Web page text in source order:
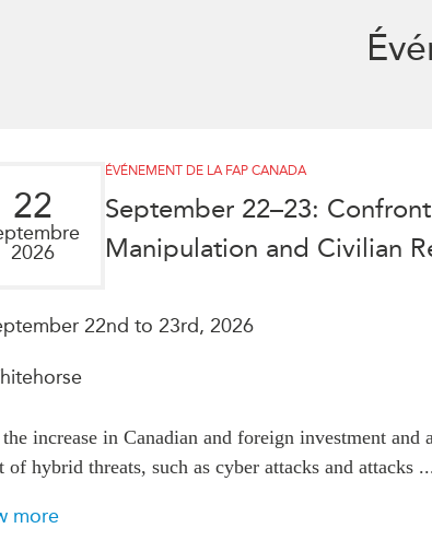
22
2026
ÉVÉNEMENT DE LA FAP CANADA
September 22–23:
Manipulation and Civilian
22nd to 23rd, 2026
increase in Canadian and foreign investment
of hybrid threats, such as cyber attacks and attacks
more